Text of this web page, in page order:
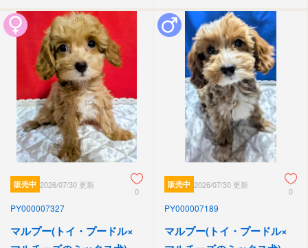
販売中 2026/07/30 更新
0
PY000007327
マルプー(トイ・プードル×
販売中 2026/07/30 更新
0
PY000007189
マルプー(トイ・プードル×